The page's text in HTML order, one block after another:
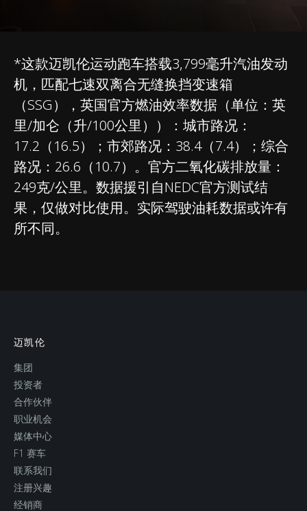
重量
最小干重 1,359kg (2,996lbs)
*这款迈凯伦运动跑车搭载3,799毫升汽油发动
机，匹配七速双离合无缝换挡变速箱
（SSG），英国官方燃油效率数据（单位：英
里/加仑（升/100公里））：城市路况：
17.2（16.5）；市郊路况：38.4（7.4）；综合
路况：26.6（10.7）。官方二氧化碳排放量：
249克/公里。数据援引自NEDC官方测试结
果，仅做对比使用。实际驾驶油耗数据或许有
所不同。
迈凯伦
集团
投资者
合作伙伴
职业机会
媒体中心
F1 赛车
联系我们
注册兴趣
经销商